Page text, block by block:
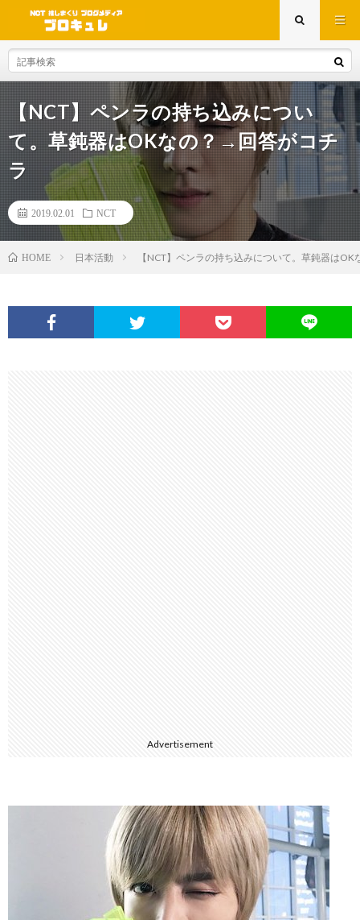
【NCT】ペンラの持ち込みについ
て。草鈍器はOKなの？→回答がコチ
ラ
2019.02.01 NCT
HOME 日本活動 【NCT】ペンラの持ち込みについて。草鈍器は
Advertisement